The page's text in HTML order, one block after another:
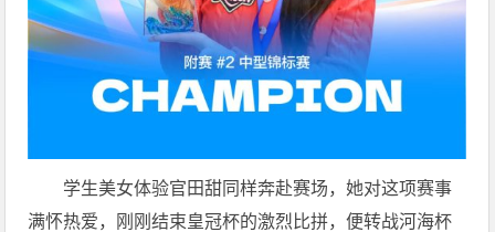
学生美女体验官田甜同样奔赴赛场，她对这项赛事
满怀热爱，刚刚结束皇冠杯的激烈比拼，便转战河海杯